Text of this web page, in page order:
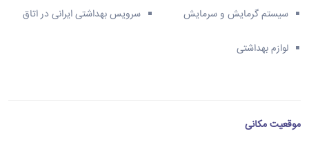
سیستم گرمایش و سرمایش سرویس بهداشتی ایرانی در اتاق
لوازم بهداشتی
موقعیت مکانی